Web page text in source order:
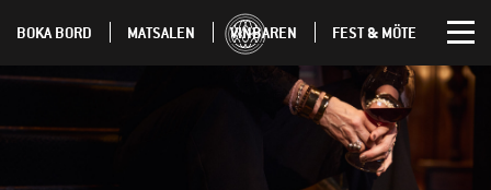
BOKA BORD MATSALEN VINBAREN FEST & MÖTE